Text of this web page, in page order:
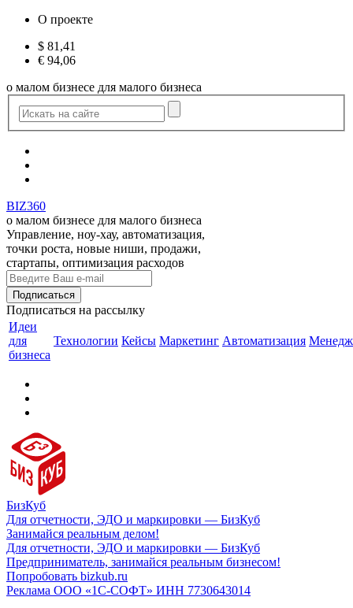
О проекте
$ 81,41
€ 94,06
о малом бизнесе для малого бизнеса
BIZ360
о малом бизнесе для малого бизнеса
Управление, ноу-хау, автоматизация,
точки роста, новые ниши, продажи,
стартапы, оптимизация расходов
Подписаться на рассылку
Идеи
для
бизнеса
Технологии Кейсы Маркетинг Автоматизация
БизКуб
Для отчетности, ЭДО и маркировки — БизКуб
Занимайся реальным делом!
Для отчетности, ЭДО и маркировки — БизКуб
Предприниматель, занимайся реальным бизнесом!
Попробовать bizkub.ru
Реклама ООО «1С-СОФТ» ИНН 7730643014